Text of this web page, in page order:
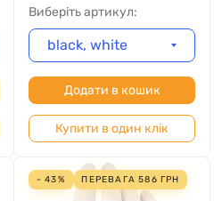
Виберіть артикул:
black, white
Додати в кошик
Купити в один клік
- 43% ПЕРЕВАГА586 ГРН